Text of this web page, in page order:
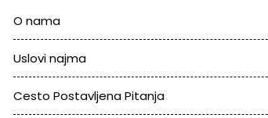
O nama
Uslovi najma
Cesto Postavljena Pitanja